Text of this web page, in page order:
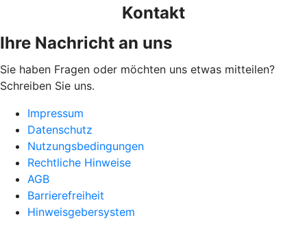
Kontakt
Ihre Nachricht an uns
Sie haben Fragen oder möchten uns etwas mitteilen?
Schreiben Sie uns.
Impressum
Datenschutz
Nutzungsbedingungen
Rechtliche Hinweise
AGB
Barrierefreiheit
Hinweisgebersystem